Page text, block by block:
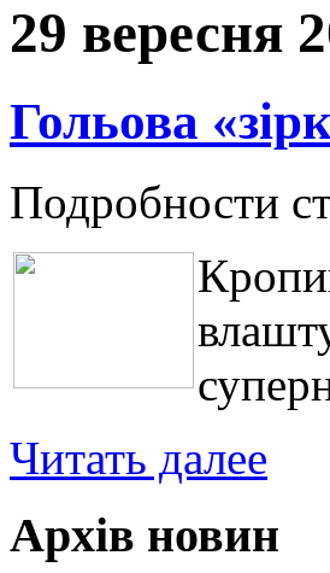
29 вересня
Гольова
Подробности
Читать далее
Архів новин